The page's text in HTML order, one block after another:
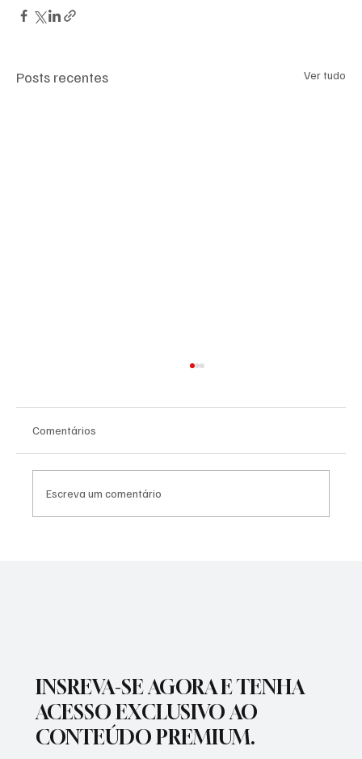
Posts recentes Ver tudo
Comentários
Escreva um comentário
INSREVA-SE AGORA E TENHA
ACESSO EXCLUSIVO AO
CONTEÚDO PREMIUM.